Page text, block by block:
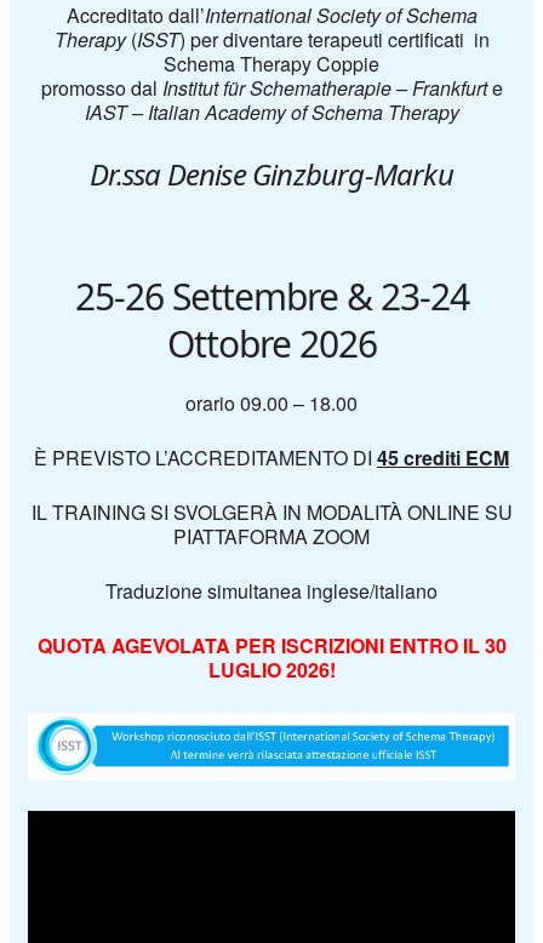
Accreditato dall’International Society of Schema
Therapy(ISST) per diventare terapeuti certificati in
Schema Therapy Coppie
promosso dal Institut für Schematherapie – Frankfurte
IAST – Italian Academy of Schema Therapy
Dr.ssa Denise Ginzburg-Marku
25-26 Settembre & 23-24
Ottobre 2026
orario 09.00 – 18.00
È PREVISTO L’ACCREDITAMENTO DI 45 crediti ECM
IL TRAINING SI SVOLGERÀ IN MODALITÀ ONLINE SU
PIATTAFORMA ZOOM
Traduzione simultanea inglese/italiano
QUOTA AGEVOLATA PER ISCRIZIONI ENTRO IL 30
LUGLIO 2026!